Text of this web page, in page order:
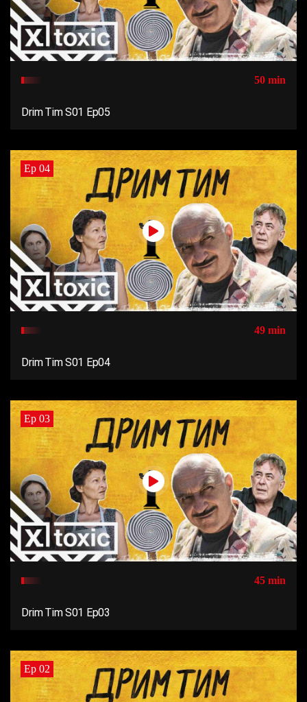
50 min
Drim Tim S01 Ep05
Ep 04
49 min
Drim Tim S01 Ep04
Ep 03
45 min
Drim Tim S01 Ep03
Ep 02